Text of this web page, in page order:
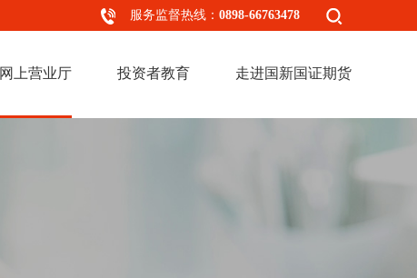
服务监督热线： 0898-66763478
网上营业厅 投资者教育 走进国新国证期货